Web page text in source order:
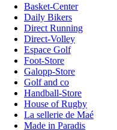
Basket-Center
Daily Bikers
Direct Running
Direct-Volley
Espace Golf
Foot-Store
Galopp-Store
Golf and co
Handball-Store
House of Rugby
La sellerie de Maé
Made in Paradis